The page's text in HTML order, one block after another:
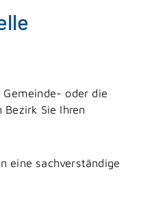
oder die
Sie Ihren
eine sachverständige